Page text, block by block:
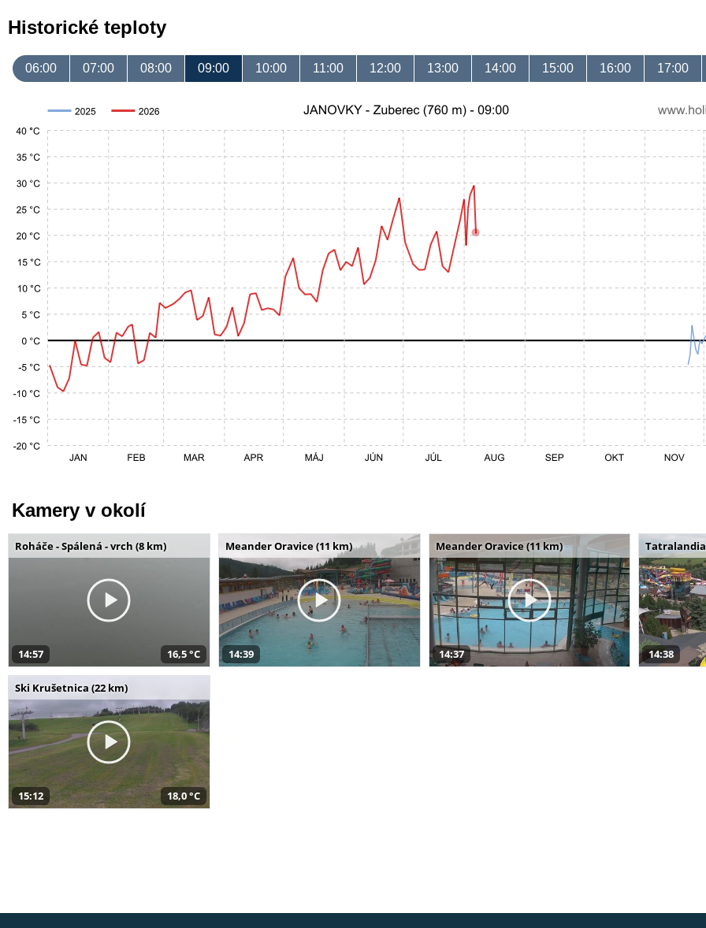
Historické teploty
06:00 07:00 08:00 09:00 10:00 11:00 12:00 13:00 14:00 15:00 16:00 17:00
Kamery v okolí
Roháče - Spálená - vrch (8 km)
14:57 16,5 °C
Meander Oravice (11 km)
14:39
Meander Oravice (11 km)
14:37 14:38
Ski Krušetnica (22 km)
15:12 18,0 °C